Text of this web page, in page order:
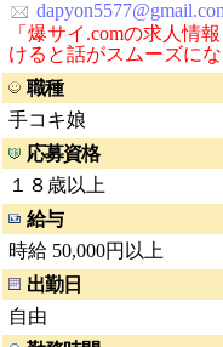
「爆サイ.comの求人情
けると話がスムーズにな
職種
手コキ娘
応募資格
１８歳以上
給与
時給 50,000円以上
出勤日
自由